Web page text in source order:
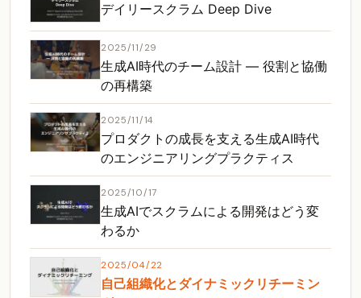
デイリースクラム Deep Dive
2025/11/29
生成AI時代のチーム設計 ― 役割と協働
の再構築
2025/11/14
プロダクトの成長を支える生成AI時代
のエンジニアリングプラクティス
2025/10/17
生成AIでスクラムによる開発はどう変
わるか
2025/04/22
自己組織化とダイナミックリチーミン